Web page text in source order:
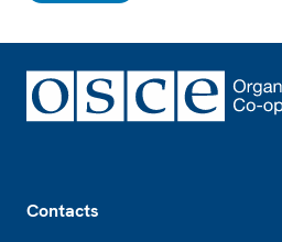
Contacts